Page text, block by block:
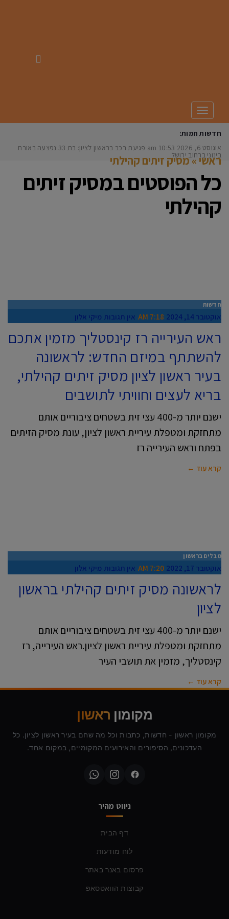
תפריט
חדשות חמות:
אוגוסט 6, 2026
10:53 am פגיעת רכב בראשון לציון: בת 33 נפצעה באורח
בינוני ברחוב ירושלים
ראשי»מסיק זיתים קהילתי
כל הפוסטים במסיק זיתים
קהילתי
חדשות
אוקטובר 14, 2024 7:18 AM אין תגובות מיקי אלון
ראש העירייה רז קינסטליך מזמין אתכם
להשתתף במיזם החדש: לראשונה
בעיר ראשון לציון מסיק זיתים קהילתי,
בריא לעצים וחוויתי לתושבים
​​ישנם יותר מ-400 עצי זית בשטחים ציבוריים אותם
מתחזקת ומטפלת עיריית ראשון לציון, עונת מסיק הזיתים
בפתח וראש העירייה רז
קרא עוד ←
מבלים בראשון
אוקטובר 17, 2022 7:20 AM אין תגובות מיקי אלון
לראשונה מסיק זיתים קהילתי בראשון
לציון
ישנם יותר מ-400 עצי זית בשטחים ציבוריים אותם
מתחזקת ומטפלת עיריית ראשון לציון.ראש העירייה, רז
קינסטליך, מזמין את תושבי העיר
קרא עוד ←
מקומון ראשון
מקומון ראשון - חדשות, כתבות וכל מה שחם בעיר ראשון לציון. כל
העדכונים, הסיפורים והאירועים המקומיים, במקום אחד.
ניווט מהיר
דף הבית
לוח מודעות
פרסום באנר באתר
קבוצות הוואטסאפ